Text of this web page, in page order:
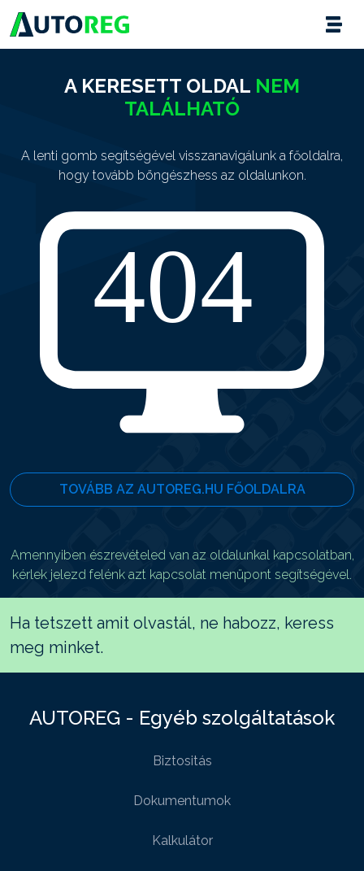
A KERESETT OLDAL NEM
TALÁLHATÓ
A lenti gomb segítségével visszanavigálunk a főoldalra,
hogy tovább böngészhess az oldalunkon.
TOVÁBB AZ AUTOREG.HU FŐOLDALRA
Amennyiben észrevételed van az oldalunkal kapcsolatban,
kérlek jelezd felénk azt kapcsolat menüpont segítségével.
Ha tetszett amit olvastál, ne habozz, keress
meg minket.
AUTOREG - Egyéb szolgáltatások
Biztositás
Dokumentumok
Kalkulátor